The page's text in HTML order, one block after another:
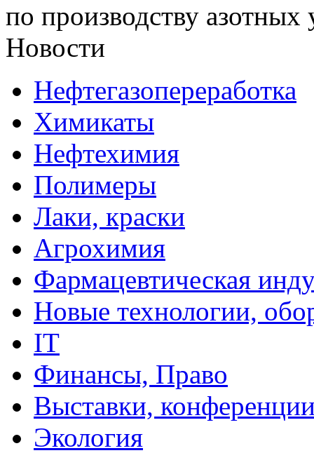
по производству азотных
Новости
Нефтегазопереработка
Химикаты
Нефтехимия
Полимеры
Лаки, краски
Агрохимия
Фармацевтическая
Новые технологии,
IT
Финансы, Право
Выставки,
Экология